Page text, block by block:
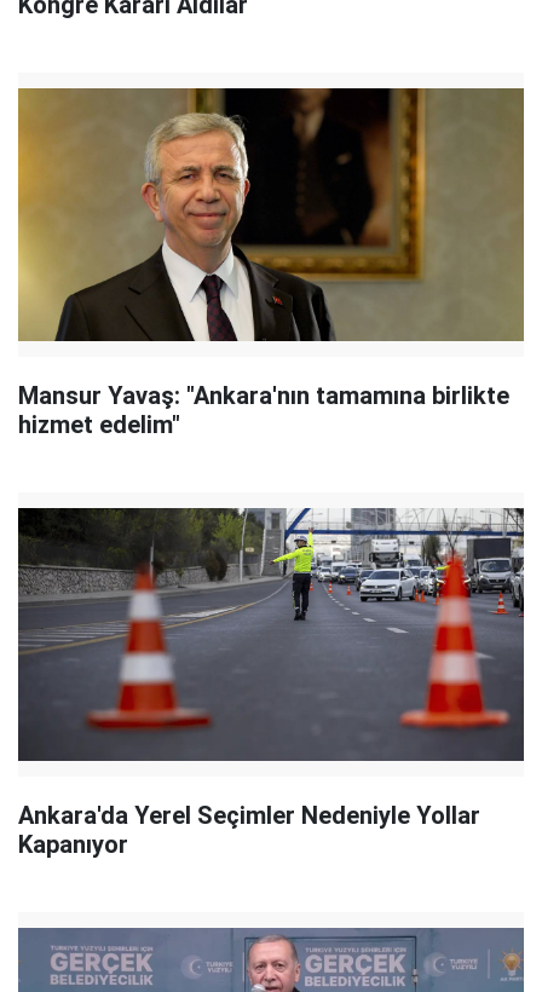
Mansur Yavaş: "Ankara'nın tamamına birlikte
hizmet edelim"
Ankara'da Yerel Seçimler Nedeniyle Yollar
Kapanıyor